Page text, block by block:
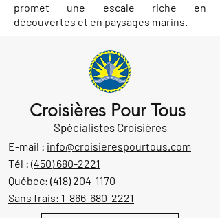
promet une escale riche en
découvertes et en paysages marins.
Croisières Pour Tous
Spécialistes Croisières
E-mail : info@croisierespourtous.com
Tél : (450) 680-2221
Québec: (418) 204-1170
Sans frais: 1-866-680-2221